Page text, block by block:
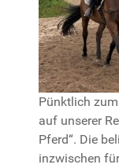
Pünktlich
auf unserer
Pferd“. Die
inzwischen